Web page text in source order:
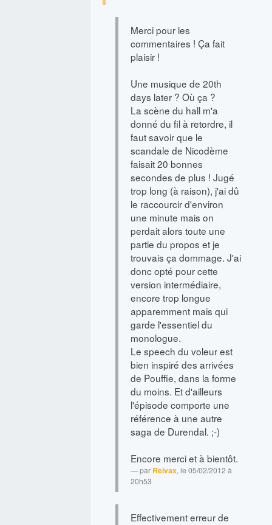
Merci pour les
commentaires ! Ça fait
plaisir !
Une musique de 20th
days later ? Où ça ?
La scène du hall m'a
donné du fil à retordre, il
faut savoir que le
scandale de Nicodème
faisait 20 bonnes
secondes de plus ! Jugé
trop long (à raison), j'ai dû
le raccourcir d'environ
une minute mais on
perdait alors toute une
partie du propos et je
trouvais ça dommage. J'ai
donc opté pour cette
version intermédiaire,
encore trop longue
apparemment mais qui
garde l'essentiel du
monologue.
Le speech du voleur est
bien inspiré des arrivées
de Pouffie, dans la forme
du moins. Et d'ailleurs
l'épisode comporte une
référence à une autre
saga de Durendal. ;-)
Encore merci et à bientôt.
par Reivax, le 05/02/2012 à
20h53
Effectivement erreur de